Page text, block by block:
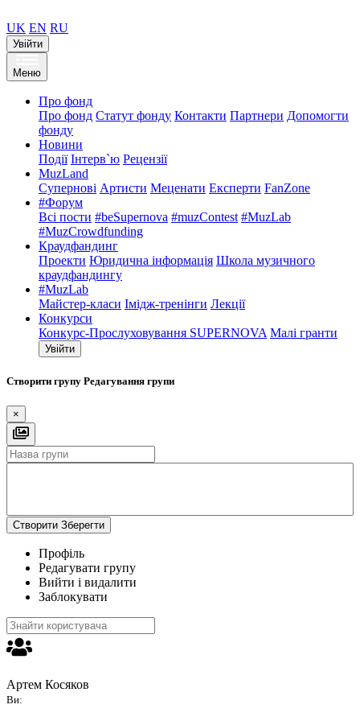
UK EN RU
Увійти
Меню
Про фонд
Про фонд Статут фонду Контакти Партнери Допомогти
фонду
Новини
Події Інтерв`ю Рецензії
MuzLand
Супернові Артисти Меценати Експерти FanZone
#Форум
Всі пости #beSupernova #muzContest #MuzLab
#MuzCrowdfunding
Краудфандинг
Проекти Юридична інформація Школа музичного
краудфандингу
#MuzLab
Майстер-класи Імідж-тренінги Лекції
Конкурси
Конкурс-Прослуховування SUPERNOVA Малі гранти
Увійти
Створити групу Редагування групи
×
Створити Зберегти
Профіль
Редагувати групу
Вийти і видалити
Заблокувати
Артем Косяков
Ви: